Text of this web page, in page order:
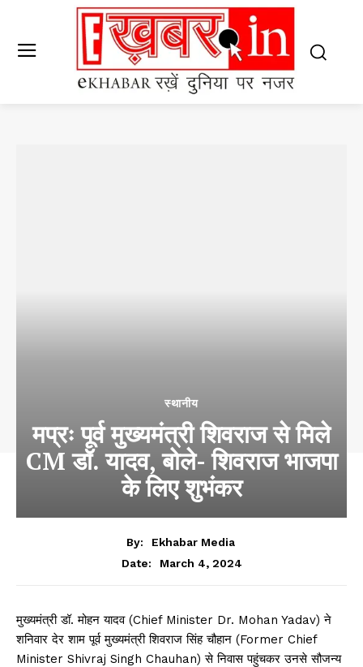
स्थानीय
मप्रः पूर्व मुख्यमंत्री शिवराज से मिले
CM डॉ. यादव, बोले- शिवराज भाजपा
के लिए शुभंकर
By:
Ekhabar Media
Date:
March 4, 2024
मुख्यमंत्री डॉ. मोहन यादव (Chief Minister Dr. Mohan Yadav) ने
शनिवार देर शाम पूर्व मुख्यमंत्री शिवराज सिंह चौहान (Former Chief
Minister Shivraj Singh Chauhan) से निवास पहुंचकर उनसे सौजन्य